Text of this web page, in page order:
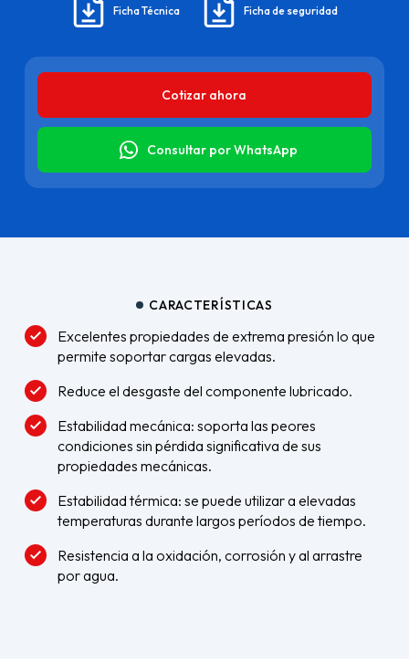
Ficha Técnica Ficha de seguridad
Cotizar ahora
Consultar por WhatsApp
CARACTERÍSTICAS
Excelentes propiedades de extrema presión lo que
permite soportar cargas elevadas.
Reduce el desgaste del componente lubricado.
Estabilidad mecánica: soporta las peores
condiciones sin pérdida significativa de sus
propiedades mecánicas.
Estabilidad térmica: se puede utilizar a elevadas
temperaturas durante largos períodos de tiempo.
Resistencia a la oxidación, corrosión y al arrastre
por agua.